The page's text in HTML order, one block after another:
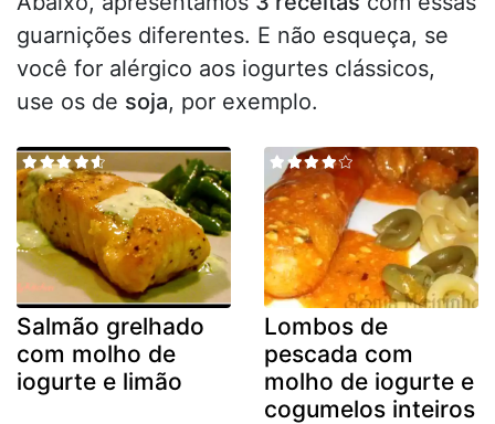
guarnições diferentes. E não esqueça, se
você for alérgico aos iogurtes clássicos,
use os de soja, por exemplo.
Salmão grelhado
com molho de
iogurte e limão
Lombos de
pescada com
molho de iogurte e
cogumelos inteiros